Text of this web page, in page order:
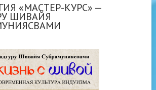
«МАСТЕР-КУРС» —
ШИВАЙЯ